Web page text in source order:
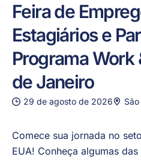
Feira de
Estagiários e
Programa Work
de Janeiro
29 de agosto de 2026
Comece sua jornada no
EUA! Conheça algumas